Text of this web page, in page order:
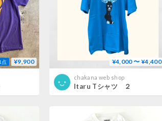
点 ¥9,900 ¥4,000 〜 ¥4,400
chakana web shop
Itaru Tシャツ ２